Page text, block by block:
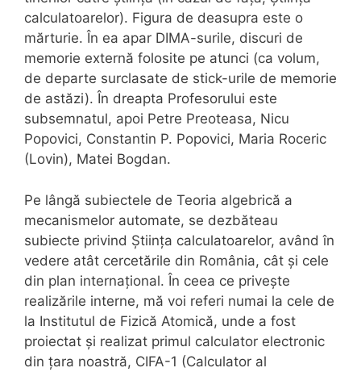
calculatoarelor). Figura de deasupra este o
mărturie. În ea apar DIMA-surile, discuri de
memorie externă folosite pe atunci (ca volum,
de departe surclasate de stick-urile de memorie
de astăzi). În dreapta Profesorului este
subsemnatul, apoi Petre Preoteasa, Nicu
Popovici, Constantin P. Popovici, Maria Roceric
(Lovin), Matei Bogdan.
Pe lângă subiectele de Teoria algebrică a
mecanismelor automate, se dezbăteau
subiecte privind Știința calculatoarelor, având în
vedere atât cercetările din România, cât și cele
din plan internațional. În ceea ce privește
realizările interne, mă voi referi numai la cele de
la Institutul de Fizică Atomică, unde a fost
proiectat și realizat primul calculator electronic
din țara noastră, CIFA-1 (Calculator al